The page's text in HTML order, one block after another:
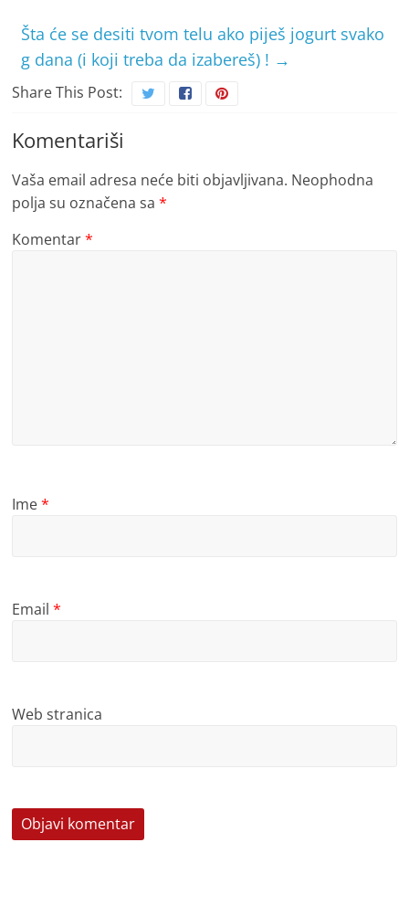
Šta će se desiti tvom telu ako piješ jogurt svako
g dana (i koji treba da izabereš) ! →
Share This Post:
Komentariši
Vaša email adresa neće biti objavljivana. Neophodna
polja su označena sa*
Komentar*
Ime*
Email*
Web stranica